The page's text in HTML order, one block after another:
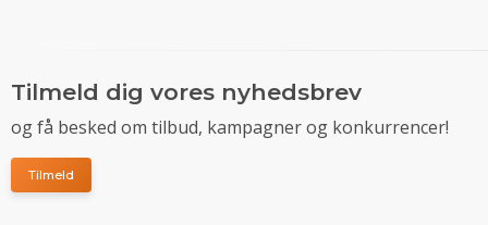
Tilmeld dig vores nyhedsbrev
og få besked om tilbud, kampagner og konkurrencer!
Tilmeld